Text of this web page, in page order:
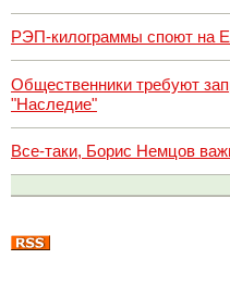
РЭП-килограммы споют на
Общественники требуют
"Наследие"
Все-таки, Борис Немцов